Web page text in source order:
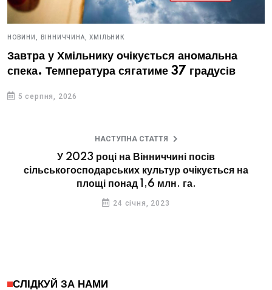
НОВИНИ, ВІННИЧЧИНА, ХМІЛЬНИК
Завтра у Хмільнику очікується аномальна
спека. Температура сягатиме 37 градусів
5 серпня, 2026
НАСТУПНА СТАТТЯ
У 2023 році на Вінниччині посів
сільськогосподарських культур очікується на
площі понад 1,6 млн. га.
24 січня, 2023
СЛІДКУЙ ЗА НАМИ